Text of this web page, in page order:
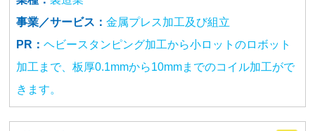
事業／サービス： 金属プレス加工及び組立
PR： ヘビースタンピング加工から小ロットのロボット
加工まで、板厚0.1mmから10mmまでのコイル加工がで
きます。